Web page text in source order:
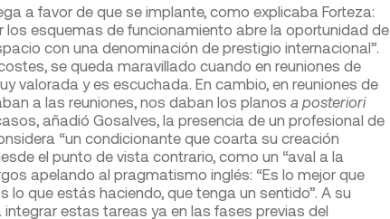
a favor de que se implante, como explicaba Forteza:
los esquemas de funcionamiento abre la oportunidad de
con una denominación de prestigio internacional”.
se queda maravillado cuando en reuniones de
valorada y es escuchada. En cambio, en reuniones de
a las reuniones, nos daban los planos a posteriori
añadió Gosalves, la presencia de un profesional de
“un condicionante que coarta su creación
el punto de vista contrario, como un “aval a la
apelando al pragmatismo inglés: “Es lo mejor que
que estás haciendo, que tenga un sentido”. A su
integrar estas tareas ya en las fases previas del